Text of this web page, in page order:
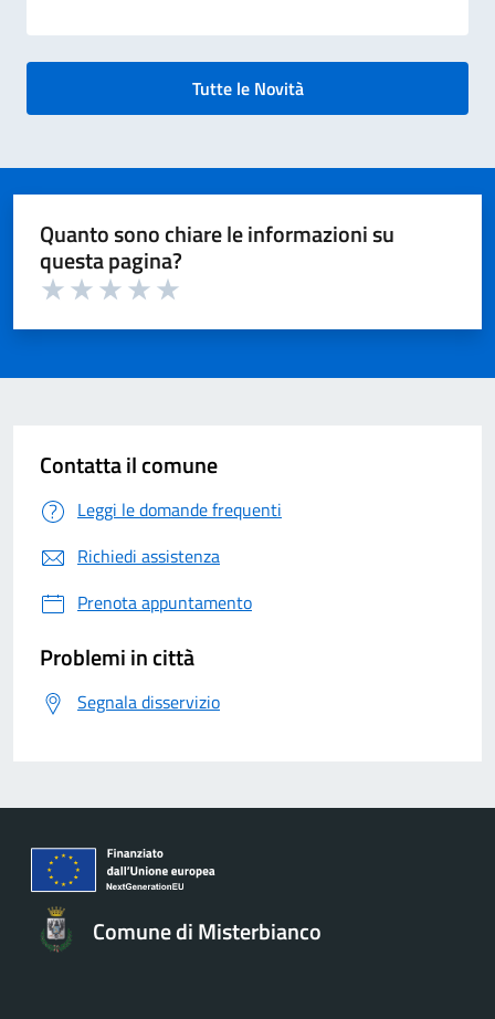
mediante scuolabus di proprietà comunale per gli
anni scolastici 2026/2027 e 2027/2028. CUP:
G29I26000430004 CIG: BC3256DDA7 Per ulteriori
dettagli consultare gli allegati in coda, oppure
indicato: Link Procedura
Tutte le Novità
Quanto sono chiare le informazioni su
questa pagina?
Contatta il comune
Leggi le domande frequenti
Richiedi assistenza
Prenota appuntamento
Problemi in città
Segnala disservizio
Comune di Misterbianco